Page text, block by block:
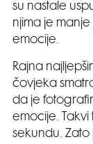
su nastale
njima je
emocije.
Rajna
čovjeka
da je
emocije.
sekundu.